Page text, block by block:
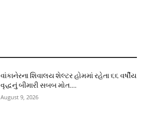
વાંકાનેરના શિવાલય શેલ્ટર હોમમાં રહેતા ૬૬ વર્ષીય
વૃદ્ધનું બીમારી સબબ મોત….
August 9, 2026